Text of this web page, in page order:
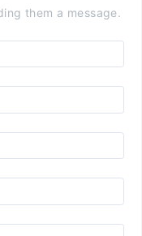
them a message.